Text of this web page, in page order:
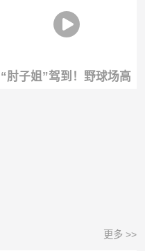
...
“肘子姐”驾到！野球场高
更多 >>